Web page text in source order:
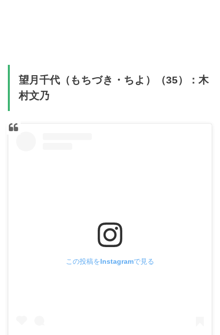
望月千代（もちづき・ちよ）（35）：木
村文乃
この投稿をInstagramで見る